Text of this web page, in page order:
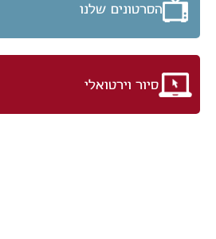
הסרטונים שלנו
סיור וירטואלי